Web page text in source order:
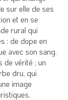
sur elle de ses
et en se
rural qui
: de dope en
avec son sang.
de vérité ; un
dru, qui
image